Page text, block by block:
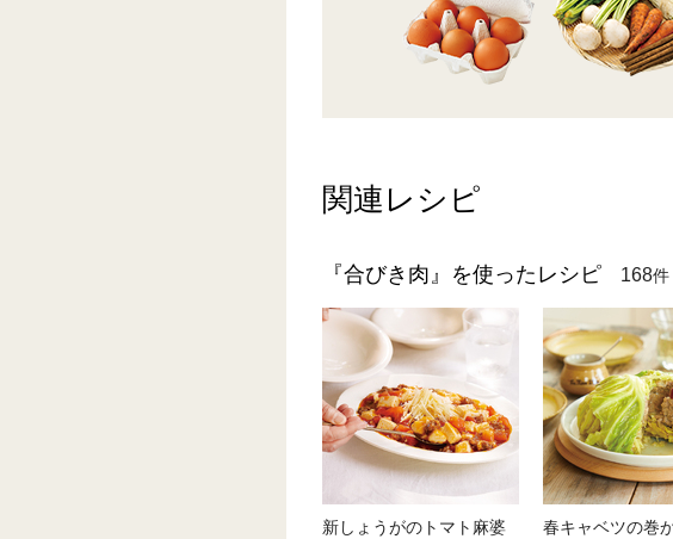
関連レシピ
『合びき肉』を使ったレシピ 168件
新しょうがのトマト麻婆
春キャベツの巻